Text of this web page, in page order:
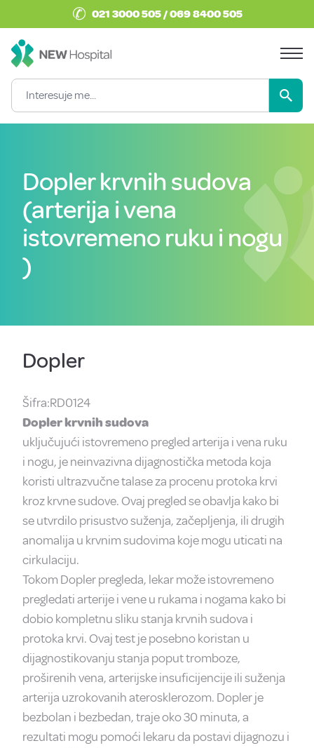
✆ 021 3000 505 / 069 8400 505
Dopler krvnih sudova
(arterija i vena
istovremeno ruku i nogu
)
Dopler
Šifra:RD0124
Dopler krvnih sudova
uključujući istovremeno pregled arterija i vena ruku
i nogu, je neinvazivna dijagnostička metoda koja
koristi ultrazvučne talase za procenu protoka krvi
kroz krvne sudove. Ovaj pregled se obavlja kako bi
se utvrdilo prisustvo suženja, začepljenja, ili drugih
anomalija u krvnim sudovima koje mogu uticati na
cirkulaciju.
Tokom Dopler pregleda, lekar može istovremeno
pregledati arterije i vene u rukama i nogama kako bi
dobio kompletnu sliku stanja krvnih sudova i
protoka krvi. Ovaj test je posebno koristan u
dijagnostikovanju stanja poput tromboze,
proširenih vena, arterijske insuficijencije ili suženja
arterija uzrokovanih aterosklerozom. Dopler je
bezbolan i bezbedan, traje oko 30 minuta, a
rezultati mogu pomoći lekaru da postavi dijagnozu i